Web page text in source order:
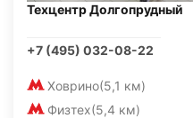
Техцентр Долгопрудный
+7 (495) 032-08-22
Ховрино(5,1 км)
Физтех(5,4 км)